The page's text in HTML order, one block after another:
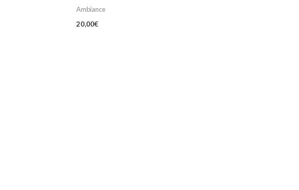
Ambiance
20,00€